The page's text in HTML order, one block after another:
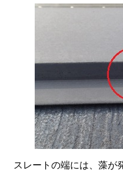
スレートの端には、藻が